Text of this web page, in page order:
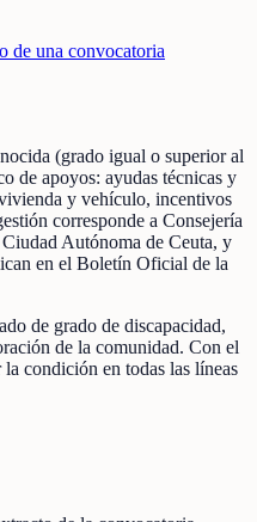
de una convocatoria
(grado igual o superior al
de apoyos: ayudas técnicas y
y vehículo, incentivos
corresponde a Consejería
Autónoma de Ceuta, y
en el Boletín Oficial de la
de grado de discapacidad,
de la comunidad. Con el
condición en todas las líneas